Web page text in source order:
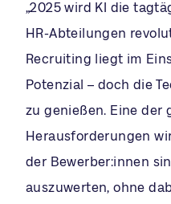
„2025 wird KI die
HR-Abteilungen
Recruiting liegt im
Potenzial – doch die
zu genießen. Eine der
Herausforderungen
der Bewerber:innen
auszuwerten, ohne